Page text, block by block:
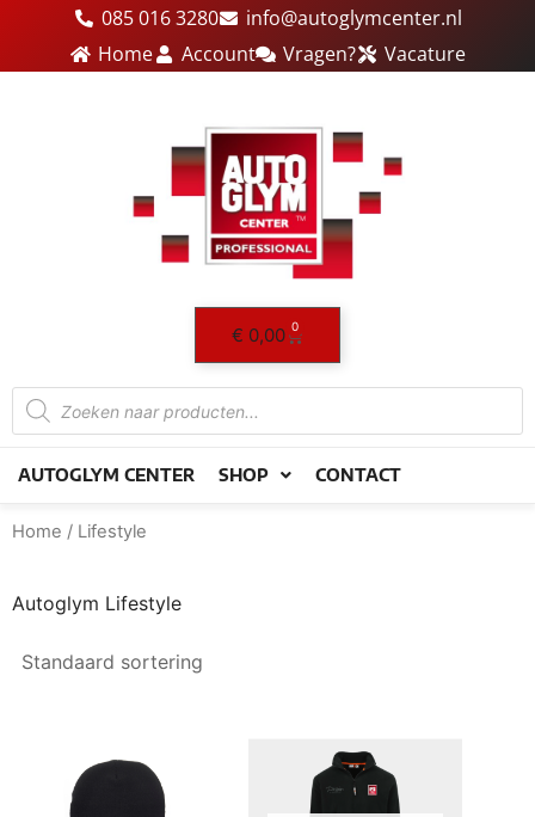
085 016 3280
info@autoglymcenter.nl
Home
Account Vragen? Vacature
€ 0,00 0
Winkelwagen
Producten
zoeken
AUTOGLYM CENTER SHOP CONTACT
Home / Lifestyle
Autoglym Lifestyle